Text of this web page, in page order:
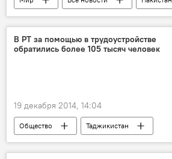
Пешавар
талибы
ОДКБ
школа
В РТ за помощью в трудоустройстве
обратились более 105 тысяч человек
19 декабря 2014, 14:04
Общество
Таджикистан
Все новости
рабочие места